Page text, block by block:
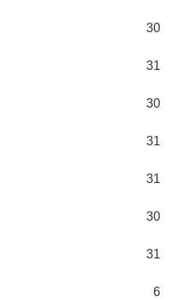
30
31
30
31
31
30
31
6